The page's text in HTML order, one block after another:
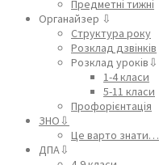
Предметні тижні
Органайзер ⇩
Структура року
Розклад дзвінків
Розклад уроків⇩
1-4 класи
5-11 класи
Профорієнтація
ЗНО⇩
Це варто знати…
ДПА⇩